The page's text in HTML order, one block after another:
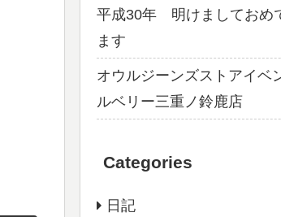
平成30年 明けましておめ
ます
オウルジーンズストアイベ
ルベリー三重ノ鈴鹿店
Categories
日記